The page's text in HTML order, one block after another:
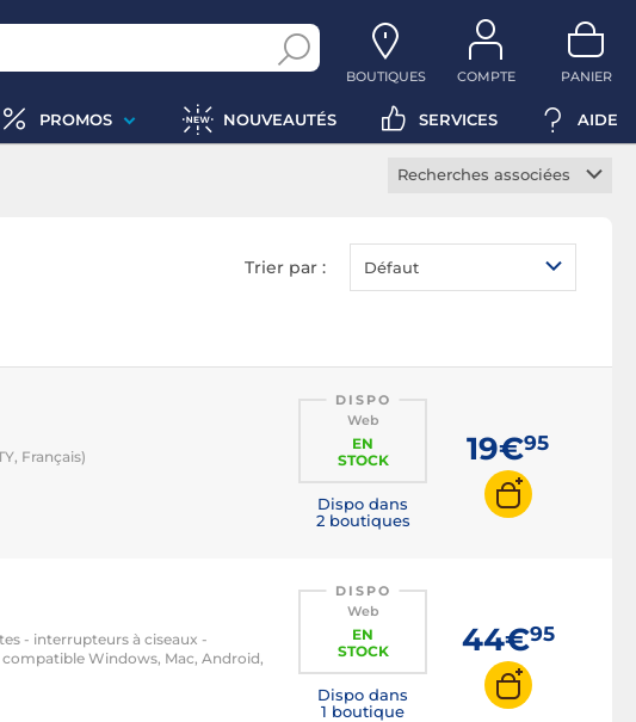
BOUTIQUES COMPTE PANIER
PROMOS NOUVEAUTÉS SERVICES AIDE
Recherches associées
Clavier mécanique
Clavier à membranes
Clavier multimédia
Clavier bureautique
Clavier ergonomique
Clavier optique
Clavier compact
Trier par : Défaut
Français)
DISPO
Web
EN
STOCK
Dispo dans
2 boutiques
19€95
- interrupteurs à ciseaux -
Windows, Mac, Android,
DISPO
Web
EN
STOCK
Dispo dans
1 boutique
44€95